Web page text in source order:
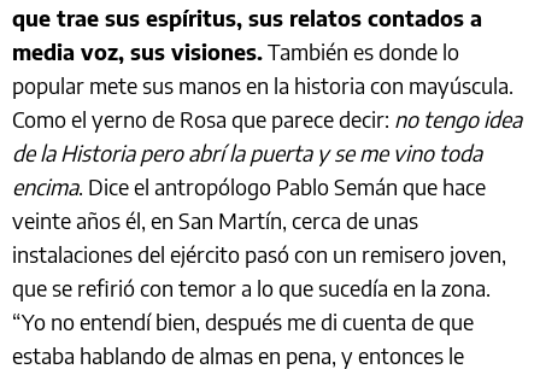
que trae sus espíritus, sus relatos contados a
media voz, sus visiones.También es donde lo
popular mete sus manos en la historia con mayúscula.
Como el yerno de Rosa que parece decir: no tengo idea
de la Historia pero abrí la puerta y se me vino toda
encima. Dice el antropólogo Pablo Semán que hace
veinte años él, en San Martín, cerca de unas
instalaciones del ejército pasó con un remisero joven,
que se refirió con temor a lo que sucedía en la zona.
“Yo no entendí bien, después me di cuenta de que
estaba hablando de almas en pena, y entonces le